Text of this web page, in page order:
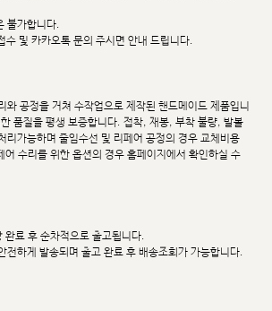
불가합니다.
수 및 카카오톡 문의 주시면 안내 드립니다.
와 공정을 거쳐 수작업으로 제작된 핸드메이드 제품입니
품질을 평생 보증합니다. 접착, 재봉, 부착 불량, 발볼
리가능하며 줄임수선 및 리페어 공정의 경우 교체비용
수리를 위한 옵션의 경우 홈페이지에서 확인하실 수
완료 후 순차적으로 출고됩니다.
전하게 발송되며 출고 완료 후 배송조회가 가능합니다.